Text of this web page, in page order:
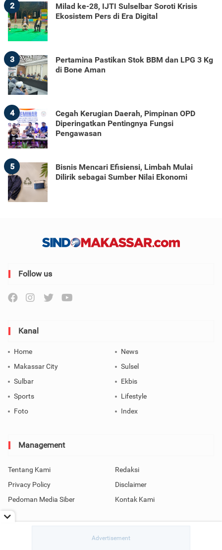
2
Milad ke-28, IJTI Sulselbar Soroti Krisis
Ekosistem Pers di Era Digital
3
Pertamina Pastikan Stok BBM dan LPG 3 Kg
di Bone Aman
4
Cegah Kerugian Daerah, Pimpinan OPD
Diperingatkan Pentingnya Fungsi
Pengawasan
5
Bisnis Mencari Efisiensi, Limbah Mulai
Dilirik sebagai Sumber Nilai Ekonomi
Follow us
Kanal
Home
News
Makassar City
Sulsel
Sulbar
Ekbis
Sports
Lifestyle
Foto
Index
Management
Tentang Kami
Redaksi
Privacy Policy
Disclaimer
Pedoman Media Siber
Kontak Kami
Copyright © 2026 SindoMakassar All Rights Reserved.